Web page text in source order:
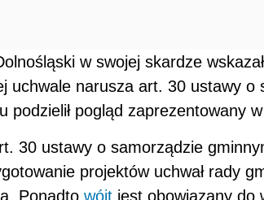
w swojej skardze
uchwale narusza art. 30 ustawy o
podzielił pogląd zaprezentowany
30 ustawy o samorządzie
projektów uchwał rady
Ponadto wójt jest obowiązany do